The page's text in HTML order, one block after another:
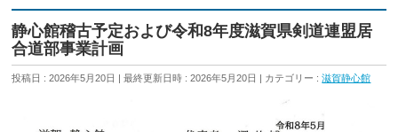
静心館稽古予定および令和8年度滋賀県剣道連盟居
合道部事業計画
投稿日 : 2026年5月20日 最終更新日時 : 2026年5月20日 カテゴリー :滋賀静心館